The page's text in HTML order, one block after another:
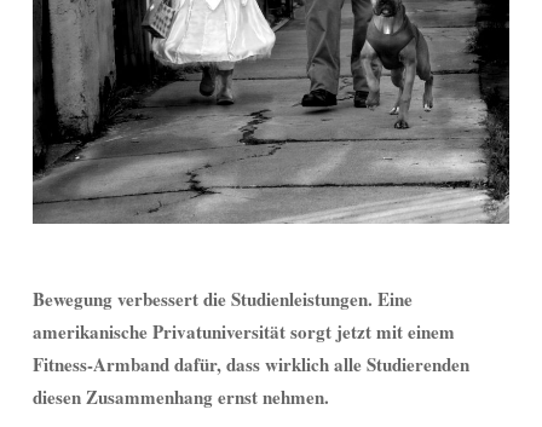
Bewegung verbessert die Studienleistungen. Eine
amerikanische Privatuniversität sorgt jetzt mit einem
Fitness-Armband dafür, dass wirklich alle Studierenden
diesen Zusammenhang ernst nehmen.